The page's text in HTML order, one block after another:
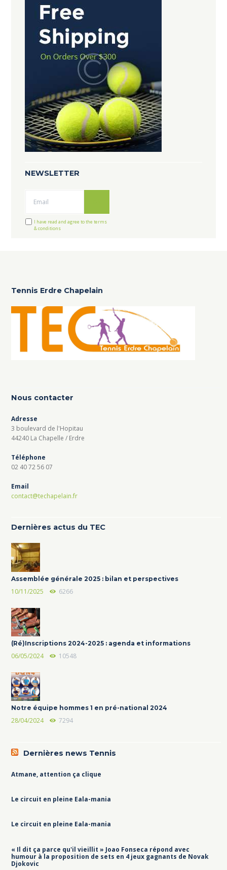
NEWSLETTER
I have read and agree to the terms
& conditions
Tennis Erdre Chapelain
Nous contacter
Adresse
3 boulevard de l'Hopitau
44240 La Chapelle / Erdre
Téléphone
02 40 72 56 07
Email
contact@techapelain.fr
Dernières actus du TEC
Assemblée générale 2025 : bilan et perspectives
10/11/2025 6266
(Ré)Inscriptions 2024-2025 : agenda et informations
06/05/2024 10548
Notre équipe hommes 1 en pré-national 2024
28/04/2024 7294
Dernières news Tennis
Atmane, attention ça clique
Le circuit en pleine Eala-mania
Le circuit en pleine Eala-mania
« Il dit ça parce qu'il vieillit » Joao Fonseca répond avec
humour à la proposition de sets en 4 jeux gagnants de Novak
Djokovic